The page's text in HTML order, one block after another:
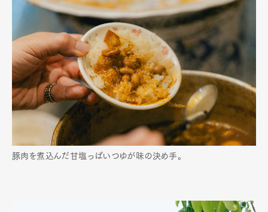
豚肉を煮込んだ甘塩っぱいつゆが味の決め手。